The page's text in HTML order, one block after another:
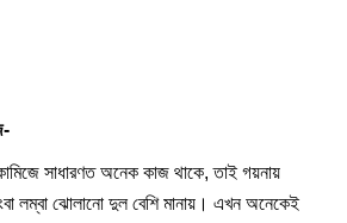
কামিজে সাধারণত অনেক কাজ থাকে, তাই গয়নায়
লম্বা ঝোলানো দুল বেশি মানায়। এখন অনেকেই